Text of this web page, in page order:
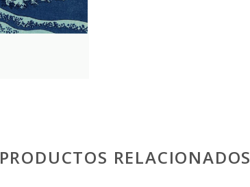
PRODUCTOS RELACIONADOS